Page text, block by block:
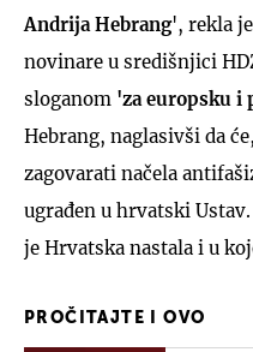
Andrija Hebrang', rekla
novinare u središnjici
sloganom 'za europsku i
Hebrang, naglasivši da
zagovarati načela
ugrađen u hrvatski
je Hrvatska nastala i u
PROČITAJTE I OVO